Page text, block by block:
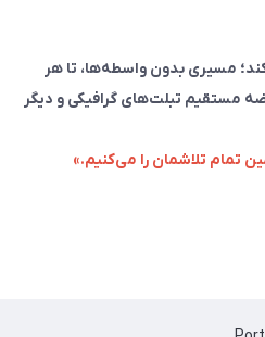
شروع کند؛ مسیری بدون واسطه‌ها، تا هر
مستقیم تبلت‌های گرافیکی و دیگر
تمام تلاشمان را می‌کنیم.»